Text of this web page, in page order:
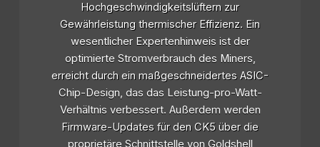
Hochgeschwindigkeitslüftern zur
Gewährleistung thermischer Effizienz. Ein
wesentlicher Expertenhinweis ist der
optimierte Stromverbrauch des Miners,
erreicht durch ein maßgeschneidertes ASIC-
Chip-Design, das das Leistung-pro-Watt-
Verhältnis verbessert. Außerdem werden
Firmware-Updates für den CK5 über die